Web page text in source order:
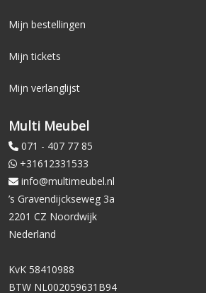
Mijn bestellingen
Mijn tickets
Mijn verlanglijst
Multi Meubel
071 - 407 77 85
+31612331533
info@multimeubel.nl
’s Gravendijckseweg 3a
2201 CZ Noordwijk
Nederland
KvK 58410988
BTW NL002059631B94